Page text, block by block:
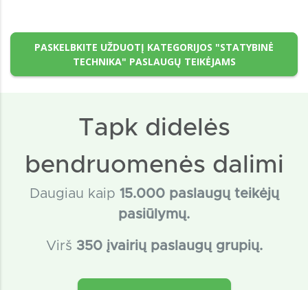
PASKELBKITE UŽDUOTĮ KATEGORIJOS "STATYBINĖ
TECHNIKA" PASLAUGŲ TEIKĖJAMS
Tapk didelės
bendruomenės dalimi
Daugiau kaip 15.000 paslaugų teikėjų
pasiūlymų.
Virš 350 įvairių paslaugų grupių.